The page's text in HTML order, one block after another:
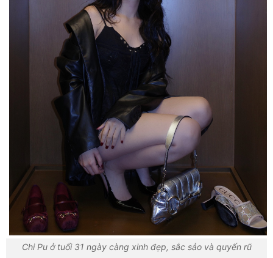
Chi Pu ở tuổi 31 ngày càng xinh đẹp, sắc sảo và quyến rũ